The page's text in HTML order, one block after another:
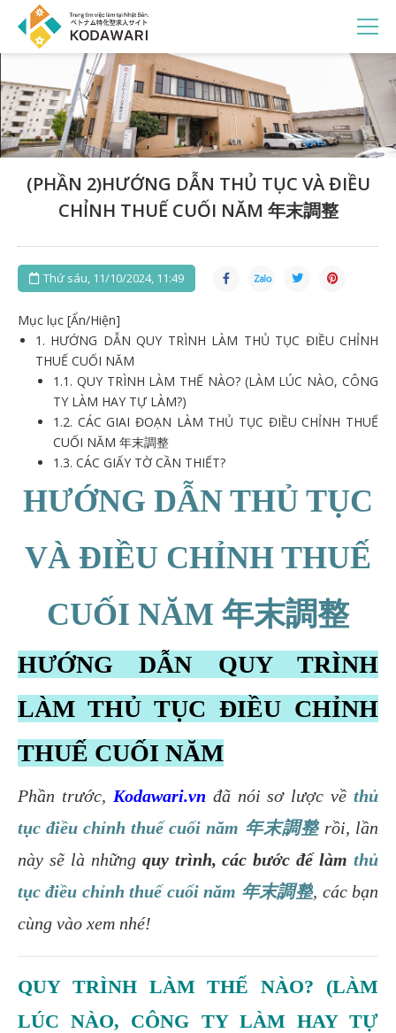
(PHẦN 2)HƯỚNG DẪN THỦ TỤC VÀ ĐIỀU
CHỈNH THUẾ CUỐI NĂM 年末調整
Thứ sáu, 11/10/2024, 11:49
Mục lục [Ẩn/Hiện]
1. HƯỚNG DẪN QUY TRÌNH LÀM THỦ TỤC ĐIỀU CHỈNH
THUẾ CUỐI NĂM
1.1. QUY TRÌNH LÀM THẾ NÀO? (LÀM LÚC NÀO, CÔNG
TY LÀM HAY TỰ LÀM?)
1.2. CÁC GIAI ĐOẠN LÀM THỦ TỤC ĐIỀU CHỈNH THUẾ
CUỐI NĂM 年末調整
1.3. CÁC GIẤY TỜ CẦN THIẾT?
HƯỚNG DẪN THỦ TỤC
VÀ ĐIỀU CHỈNH THUẾ
CUỐI NĂM 年末調整
HƯỚNG DẪN QUY TRÌNH
LÀM THỦ TỤC ĐIỀU CHỈNH
THUẾ CUỐI NĂM
Phần trước, Kodawari.vn đã nói sơ lược về thủ
tục điều chỉnh thuế cuối năm 年末調整rồi, lần
này sẽ là những quy trình, các bước để làmthủ
tục điều chỉnh thuế cuối năm 年末調整, các bạn
cùng vào xem nhé!
QUY TRÌNH LÀM THẾ NÀO? (LÀM
LÚC NÀO, CÔNG TY LÀM HAY TỰ